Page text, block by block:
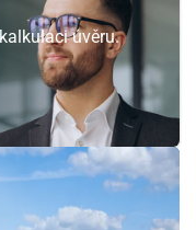
úvěru.
PÁ SO NE